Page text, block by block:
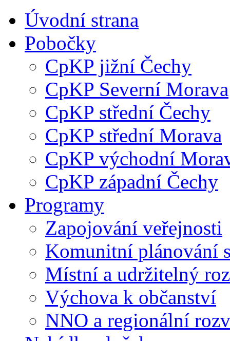
Úvodní strana
Pobočky
CpKP jižní Čechy
CpKP Severní Morava
CpKP střední Čechy
CpKP střední Morava
CpKP východní
CpKP západní Čechy
Programy
Zapojování veřejnosti
Komunitní plánování
Místní a udržitelný
Výchova k občanství
NNO a regionální